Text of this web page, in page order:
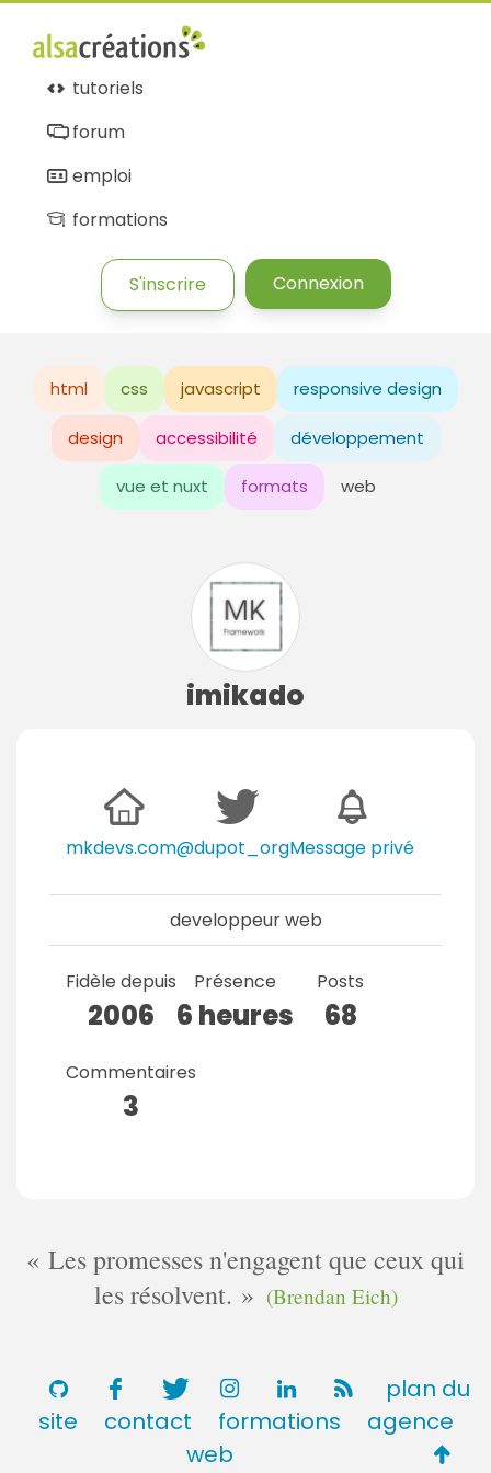
tutoriels
forum
emploi
formations
S'inscrire Connexion
html css javascript responsive design
design accessibilité développement
vue et nuxt formats web
imikado
mkdevs.com@dupot_orgMessage privé
developpeur web
Fidèle depuis
2006
Présence
6 heures
Posts
68
Commentaires
3
Les promesses n'engagent que ceux qui
les résolvent.
(Brendan Eich)
plan du
site
contact formations
agence
web